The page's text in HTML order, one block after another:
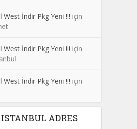
West İndir Pkg Yeni !!! için
West İndir Pkg Yeni !!! için
West İndir Pkg Yeni !!! için
ADRES